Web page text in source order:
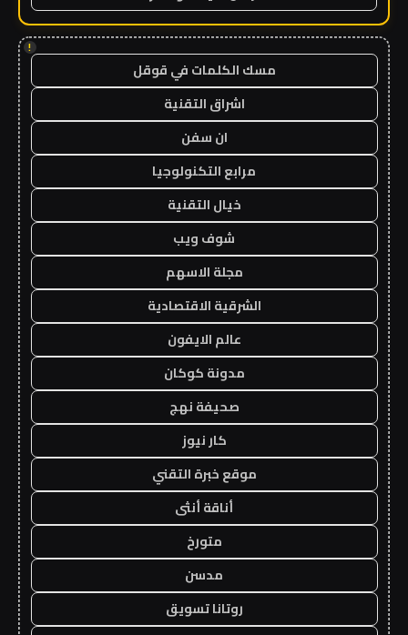
!
مسك الكلمات في قوقل
اشراق التقنية
ان سفن
مرابع التكنولوجيا
خيال التقنية
شوف ويب
مجلة الاسهم
الشرقية الاقتصادية
عالم الايفون
مدونة كوكان
صحيفة نهج
كار نيوز
موقع خبرة التقني
أناقة أنثى
متورخ
مدسن
روتانا تسويق